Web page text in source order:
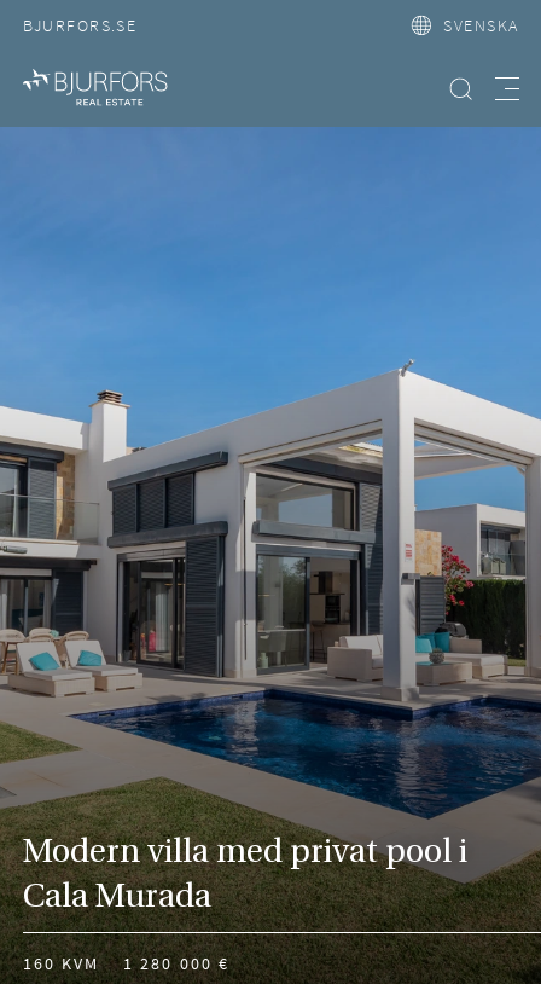
BJURFORS.SE SVENSKA
Hitta bostad
Modern villa med privat pool i
Cala Murada
160 KVM 1 280 000 €